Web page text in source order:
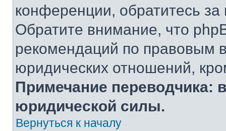
конференции, обратитесь
Обратите внимание, что
рекомендаций по правовым
юридических отношений,
Примечание переводчика:
юридической силы.
Вернуться к началу